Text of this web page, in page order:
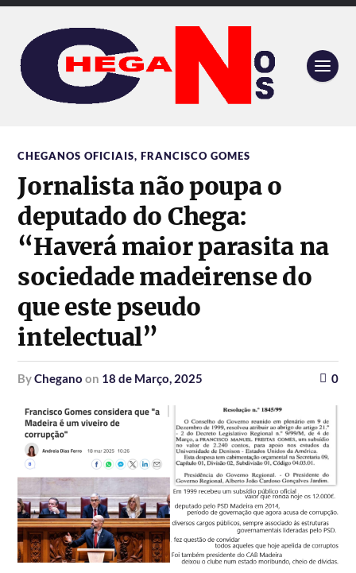
CHEGANOS OFICIAIS,FRANCISCO GOMES
Jornalista não poupa o
deputado do Chega:
“Haverá maior parasita na
sociedade madeirense do
que este pseudo
intelectual”
byChegano on 18 de Março, 2025 0